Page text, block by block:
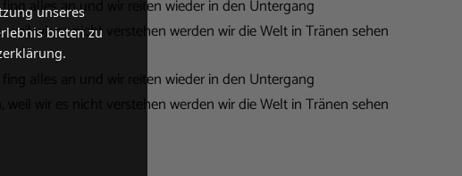
alles an und wir reiten wieder in den Untergang
weil wir es nicht verstehen werden wir die Welt in Tränen sehen
alles an und wir reiten wieder in den Untergang
weil wir es nicht verstehen werden wir die Welt in Tränen sehen
unseres
bieten zu